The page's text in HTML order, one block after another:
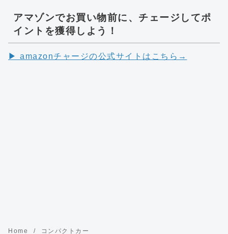
アマゾンでお買い物前に、チェージしてポ
イントを獲得しよう！
▶︎ amazonチャージの公式サイトはこちら→
Home コンパクトカー